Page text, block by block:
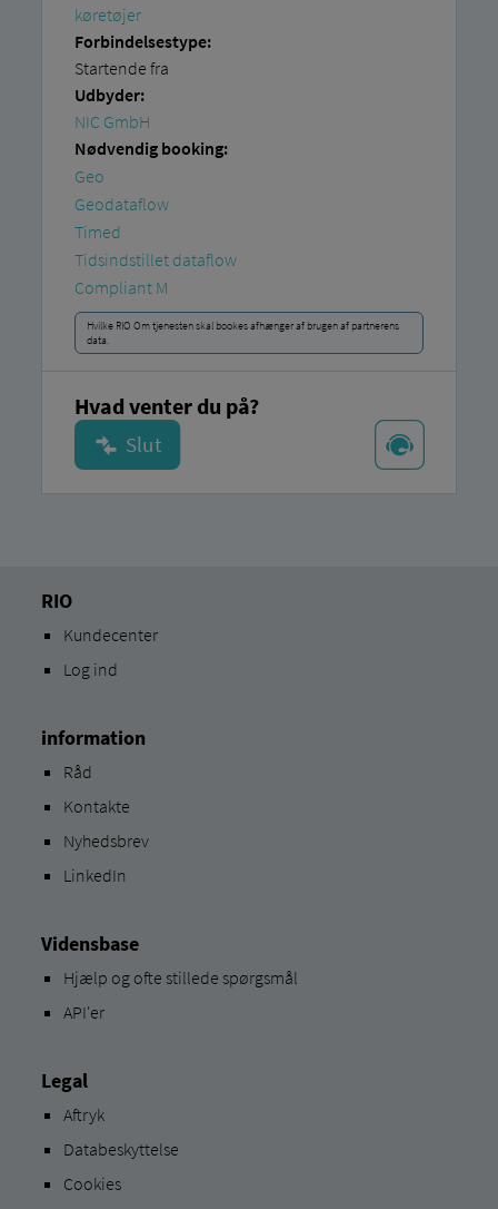
køretøjer
Forbindelsestype:
Startende fra
Udbyder:
NIC GmbH
Nødvendig booking:
Geo
Geodataflow
Timed
Tidsindstillet dataflow
Compliant M
Hvilke RIO Om tjenesten skal bookes afhænger af brugen af ​​partnerens
data.
Hvad venter du på?
RIO
Kundecenter
Log ind
information
Råd
Kontakte
Nyhedsbrev
LinkedIn
Vidensbase
Hjælp og ofte stillede spørgsmål
API'er
Legal
Aftryk
Databeskyttelse
Cookies